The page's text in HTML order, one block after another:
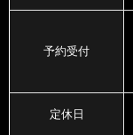
予約受付
定休日